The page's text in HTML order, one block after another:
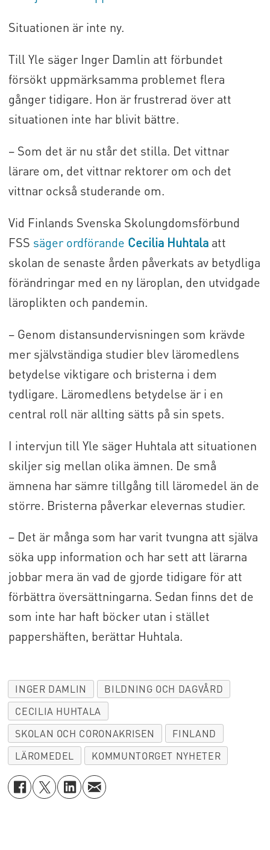
Situationen är inte ny.
Till Yle säger Inger Damlin att förbundet
försökt uppmärksamma problemet flera
gånger tidigare. Hon är frustrerad över att
situationen inte har blivit bättre.
– Som det är nu står det stilla. Det vittnar
lärare om, det vittnar rektorer om och det
vittnar också studerande om.
Vid Finlands Svenska Skolungdomsförbund
FSS säger ordförande Cecilia Huhtalaatt
skolan de senaste ården påverkats av betydliga
förändringar med en ny läroplan, den utvidgade
läroplikten och pandemin.
– Genom distansundervisningen som krävde
mer självständiga studier blev läromedlens
betydelse viktigare och bristerna i dem
tydligare. Läromedlens betydelse är i en
central roll när allting sätts på sin spets.
I intervjun till Yle säger Huhtala att situationen
skiljer sig mellan olika ämnen. De små
ämnena har sämre tillgång till läromedel än de
större. Bristerna påverkar elevernas studier.
– Det är många som har varit tvungna att själva
söka upp information och har sett att lärarna
jobbar mera än vad de gjorde tidigare för att
förbättra översättningarna. Sedan finns det de
som inte har haft böcker utan i stället
pappershäften, berättar Huhtala.
INGER DAMLIN
BILDNING OCH DAGVÅRD
CECILIA HUHTALA
SKOLAN OCH CORONAKRISEN
FINLAND
LÄROMEDEL
KOMMUNTORGET NYHETER